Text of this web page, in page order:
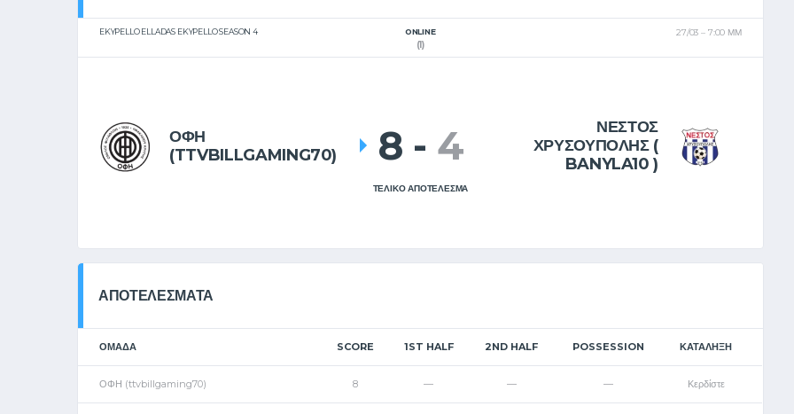
EL EN
EKYPELLO ELLADAS EKYPELLO SEASON 4 ONLINE 27/03
7:00 ΜΜ
(1)
ΟΦΗ
(TTVBILLGAMING70)
ΝΕΣΤΟΣ
ΧΡΥΣΟΥΠΟΛΗΣ (
BANYLA10 )
8 - 4
ΤΕΛΙΚΟ ΑΠΟΤΕΛΕΣΜΑ
ΑΠΟΤΕΛΈΣΜΑΤΑ
ΟΜΑΔΑ SCORE 1ST HALF 2ND HALF POSSESSION ΚΑΤΆΛΗΞΗ
ΟΦΗ (ttvbillgaming70) 8 — — — Κερδίστε